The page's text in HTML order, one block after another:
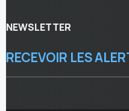
NEWSLETTER
RECEVOIR LES